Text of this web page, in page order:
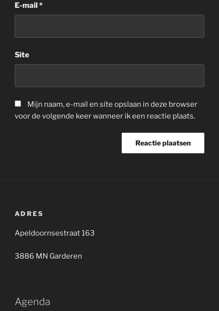
E-mail*
Site
Mijn naam, e-mail en site opslaan in deze browser
voor de volgende keer wanneer ik een reactie plaats.
ADRES
Apeldoornsestraat 163
3886 MN Garderen
Agenda